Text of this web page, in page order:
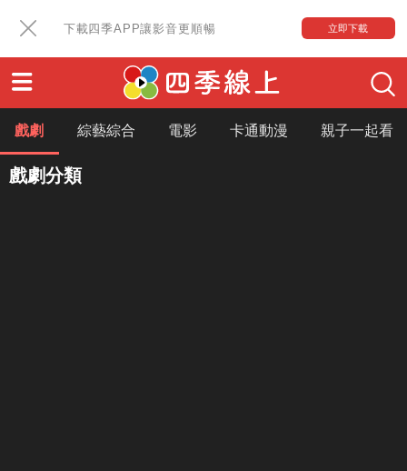
下載四季APP讓影音更順暢 立即下載
戲劇 綜藝綜合 電影 卡通動漫 親子一起看
戲劇分類